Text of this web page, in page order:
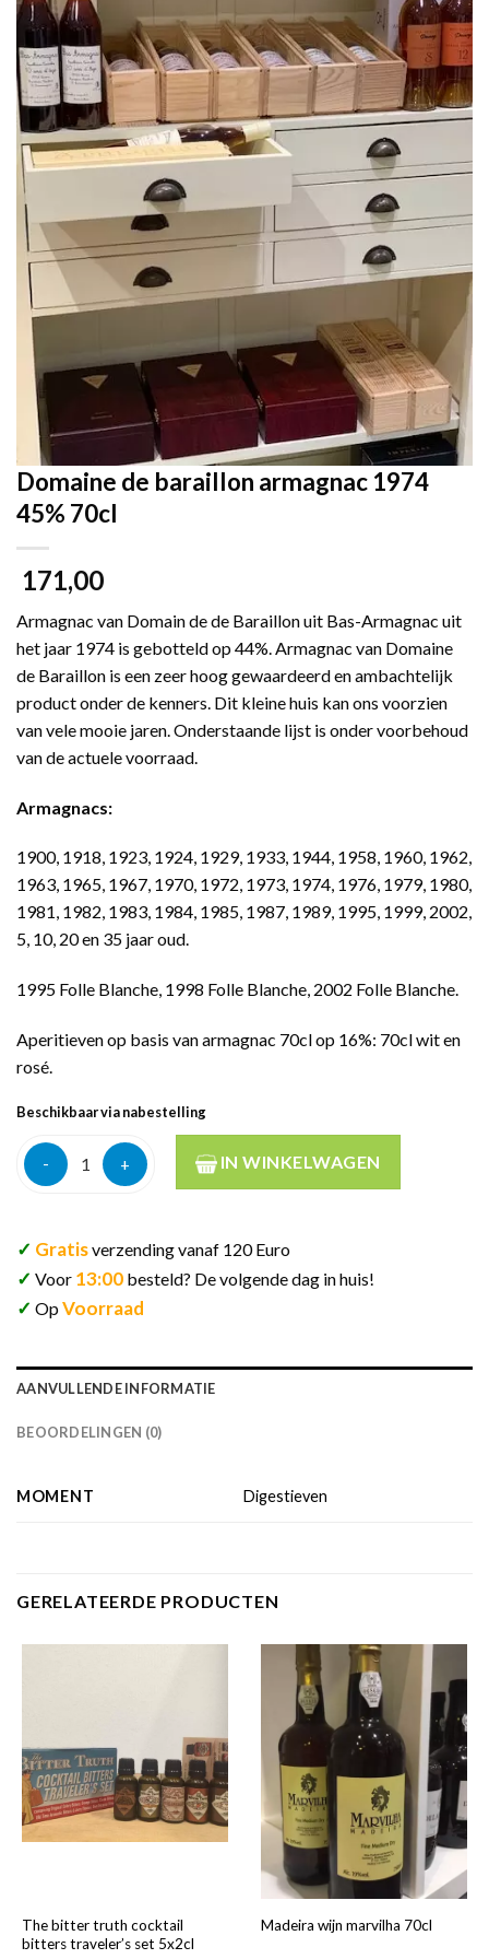
Domaine de baraillon armagnac 1974
45% 70cl
171,00
Armagnac van Domain de de Baraillon uit Bas-Armagnac uit
het jaar 1974 is gebotteld op 44%. Armagnac van Domaine
de Baraillon is een zeer hoog gewaardeerd en ambachtelijk
product onder de kenners. Dit kleine huis kan ons voorzien
van vele mooie jaren. Onderstaande lijst is onder voorbehoud
van de actuele voorraad.
Armagnacs:
1900, 1918, 1923, 1924, 1929, 1933, 1944, 1958, 1960, 1962,
1963, 1965, 1967, 1970, 1972, 1973, 1974, 1976, 1979, 1980,
1981, 1982, 1983, 1984, 1985, 1987, 1989, 1995, 1999, 2002,
5, 10, 20 en 35 jaar oud.
1995 Folle Blanche, 1998 Folle Blanche, 2002 Folle Blanche.
Aperitieven op basis van armagnac 70cl op 16%: 70cl wit en
rosé.
Beschikbaar via nabestelling
Domaine de baraillon armagnac 1974 45% 70cl aantal
IN WINKELWAGEN
✓ Gratisverzending vanaf 120 Euro
✓ Voor 13:00 besteld? De volgende dag in huis!
✓ OpVoorraad
AANVULLENDE INFORMATIE
BEOORDELINGEN (0)
MOMENT Digestieven
GERELATEERDE PRODUCTEN
The bitter truth cocktail
bitters traveler’s set 5x2cl
Madeira wijn marvilha 70cl